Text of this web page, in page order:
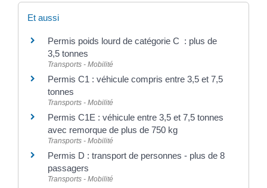
Et aussi
Permis poids lourd de catégorie C : plus de
3,5 tonnes
Transports - Mobilité
Permis C1 : véhicule compris entre 3,5 et 7,5
tonnes
Transports - Mobilité
Permis C1E : véhicule entre 3,5 et 7,5 tonnes
avec remorque de plus de 750 kg
Transports - Mobilité
Permis D : transport de personnes - plus de 8
passagers
Transports - Mobilité